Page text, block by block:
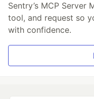
Sentry’s MCP
tool, and request so
with confidence.